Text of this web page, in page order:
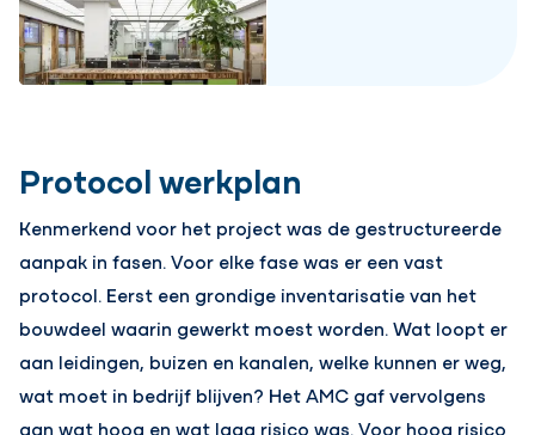
Protocol werkplan
Kenmerkend voor het project was de gestructureerde
aanpak in fasen. Voor elke fase was er een vast
protocol. Eerst een grondige inventarisatie van het
bouwdeel waarin gewerkt moest worden. Wat loopt er
aan leidingen, buizen en kanalen, welke kunnen er weg,
wat moet in bedrijf blijven? Het AMC gaf vervolgens
aan wat hoog en wat laag risico was. Voor hoog risico